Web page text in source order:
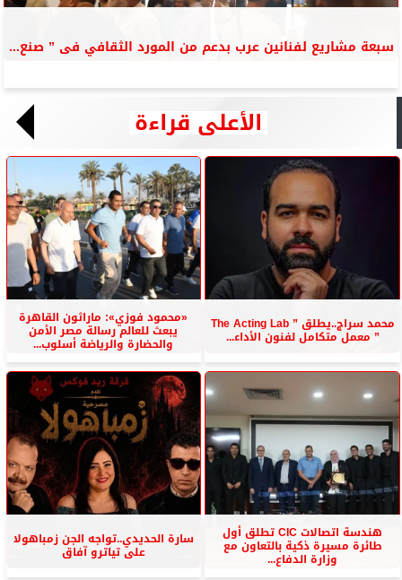
سبعة مشاريع لفنانين عرب بدعم من المورد الثقافي فى ” صنع...
الأعلى قراءة
محمد سراج..يطلق ” The Acting Lab
” معمل متكامل لفنون الأداء...
«محمود فوزي»: ماراثون القاهرة
يبعث للعالم رسالة مصر الأمن
والحضارة والرياضة أسلوب...
هندسة اتصالات CIC تطلق أول
طائرة مسيرة ذكية بالتعاون مع
وزارة الدفاع...
سارة الحديدي..تواجه الجن زمباهولا
على تياترو آفاق